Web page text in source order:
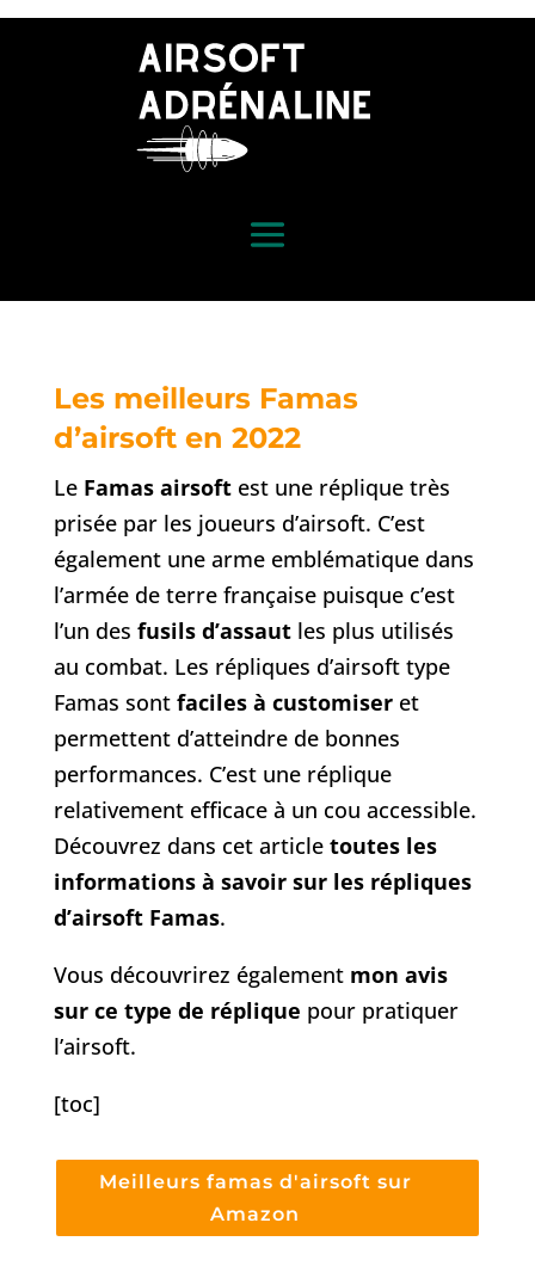
Les meilleurs Famas
d’airsoft en 2022
Le Famas airsoftest une réplique très
prisée par les joueurs d’airsoft. C’est
également une arme emblématique dans
l’armée de terre française puisque c’est
l’un des fusils d’assautles plus utilisés
au combat. Les répliques d’airsoft type
Famas sont faciles à customiseret
permettent d’atteindre de bonnes
performances. C’est une réplique
relativement efficace à un cou accessible.
Découvrez dans cet article toutes les
informations à savoir sur les répliques
d’airsoft Famas.
Vous découvrirez également mon avis
sur ce type de réplique pour pratiquer
l’airsoft.
[toc]
Meilleurs famas d'airsoft sur
Amazon